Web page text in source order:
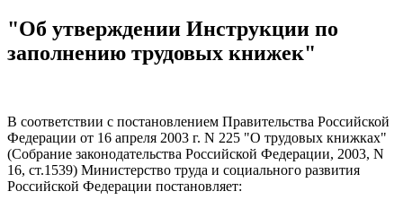
"Об утверждении Инструкции по
заполнению трудовых книжек"
В соответствии с постановлением Правительства Российской
Федерации от 16 апреля 2003 г. N 225 "О трудовых книжках"
(Собрание законодательства Российской Федерации, 2003, N
16, ст.1539) Министерство труда и социального развития
Российской Федерации постановляет: